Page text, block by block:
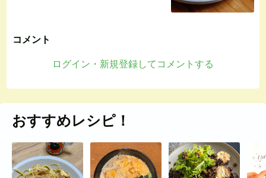
コメント
ログイン・新規登録してコメントする
おすすめレシピ！